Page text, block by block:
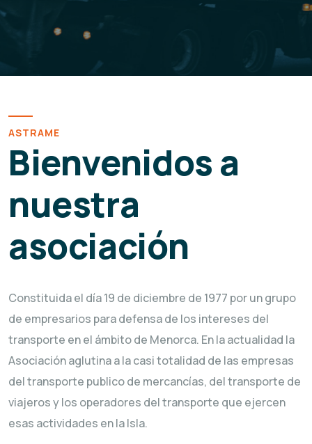
ASTRAME
Bienvenidos a
nuestra
asociación
Constituida el día 19 de diciembre de 1977 por un grupo
de empresarios para defensa de los intereses del
transporte en el ámbito de Menorca. En la actualidad la
Asociación aglutina a la casi totalidad de las empresas
del transporte publico de mercancías, del transporte de
viajeros y los operadores del transporte que ejercen
esas actividades en la Isla.